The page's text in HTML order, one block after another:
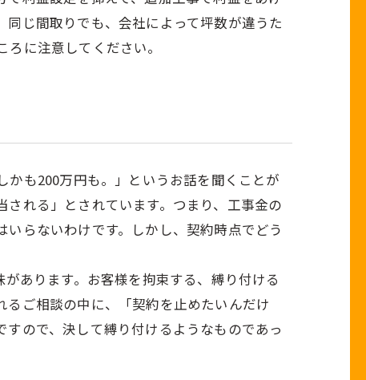
じ間取りでも、会社によって坪数が違うた
に注意してください。
かも200万円も。」というお話を聞くことが
れる」とされています。つまり、工事金の
らないわけです。しかし、契約時点でどう
あります。お客様を拘束する、縛り付ける
ご相談の中に、「契約を止めたいんだけ
ので、決して縛り付けるようなものであっ